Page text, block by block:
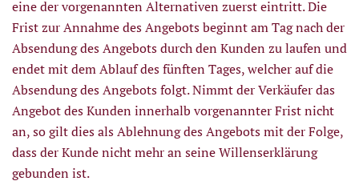
eine der vorgenannten Alternativen zuerst eintritt. Die
Frist zur Annahme des Angebots beginnt am Tag nach der
Absendung des Angebots durch den Kunden zu laufen und
endet mit dem Ablauf des fünften Tages, welcher auf die
Absendung des Angebots folgt. Nimmt der Verkäufer das
Angebot des Kunden innerhalb vorgenannter Frist nicht
an, so gilt dies als Ablehnung des Angebots mit der Folge,
dass der Kunde nicht mehr an seine Willenserklärung
gebunden ist.